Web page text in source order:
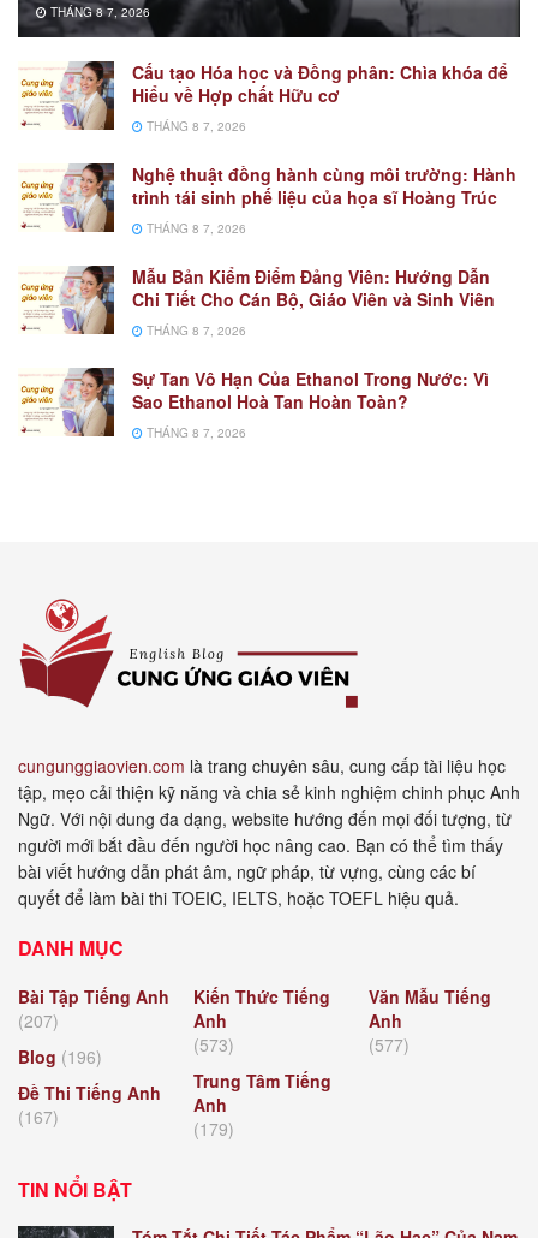
THÁNG 8 7, 2026
Cấu tạo Hóa học và Đồng phân: Chìa khóa để
Hiểu về Hợp chất Hữu cơ
THÁNG 8 7, 2026
Nghệ thuật đồng hành cùng môi trường: Hành
trình tái sinh phế liệu của họa sĩ Hoàng Trúc
THÁNG 8 7, 2026
Mẫu Bản Kiểm Điểm Đảng Viên: Hướng Dẫn
Chi Tiết Cho Cán Bộ, Giáo Viên và Sinh Viên
THÁNG 8 7, 2026
Sự Tan Vô Hạn Của Ethanol Trong Nước: Vì
Sao Ethanol Hoà Tan Hoàn Toàn?
THÁNG 8 7, 2026
cungunggiaovien.com là trang chuyên sâu, cung cấp tài liệu học
tập, mẹo cải thiện kỹ năng và chia sẻ kinh nghiệm chinh phục Anh
Ngữ. Với nội dung đa dạng, website hướng đến mọi đối tượng, từ
người mới bắt đầu đến người học nâng cao. Bạn có thể tìm thấy
bài viết hướng dẫn phát âm, ngữ pháp, từ vựng, cùng các bí
quyết để làm bài thi TOEIC, IELTS, hoặc TOEFL hiệu quả.
DANH MỤC
Bài Tập Tiếng Anh
(207)
Blog (196)
Đề Thi Tiếng Anh
(167)
Kiến Thức Tiếng
Anh
(573)
Trung Tâm Tiếng
Anh
(179)
Văn Mẫu Tiếng
Anh
(577)
TIN NỔI BẬT